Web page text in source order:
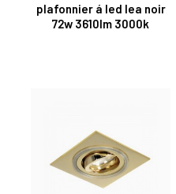
plafonnier á led lea noir
72w 3610lm 3000k